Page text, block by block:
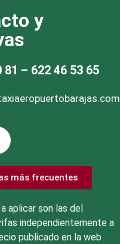
y
81 – 622 46 53 65
más frecuentes
aplicar son las del
independientemente a
publicado en la web